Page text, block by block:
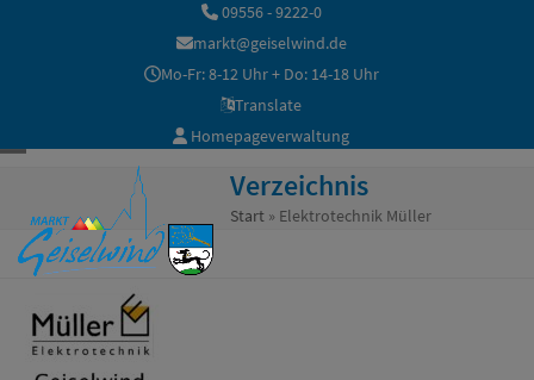
09556 - 9222-0
markt@geiselwind.de
Mo-Fr: 8-12 Uhr + Do: 14-18 Uhr
Translate
Homepageverwaltung
mobile
menu
mobile
menu
Verzeichnis
Start» Elektrotechnik Müller